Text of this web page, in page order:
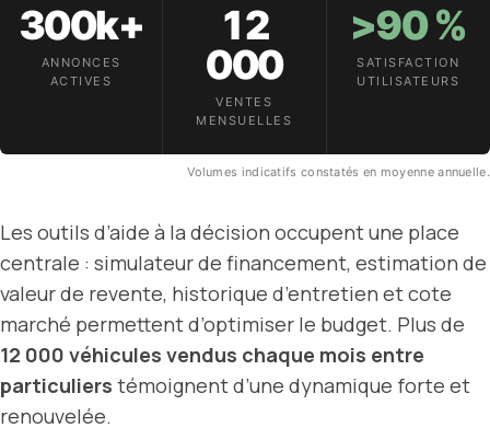
300k+
ANNONCES
ACTIVES
12
000
VENTES
MENSUELLES
>90 %
SATISFACTION
UTILISATEURS
Volumes indicatifs constatés en moyenne annuelle.
Les outils d’aide à la décision occupent une place
centrale : simulateur de financement, estimation de
valeur de revente, historique d’entretien et cote
marché permettent d’optimiser le budget. Plus de
12 000 véhicules vendus chaque mois entre
particuliers témoignent d’une dynamique forte et
renouvelée.